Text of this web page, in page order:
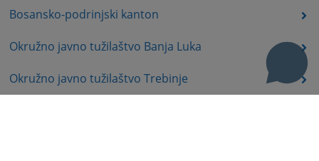
Bosansko-podrinjski kanton
Okružno javno tužilaštvo Banja Luka
Okružno javno tužilaštvo Trebinje